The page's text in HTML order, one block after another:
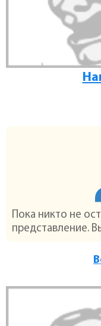
Пока никто не
представление.